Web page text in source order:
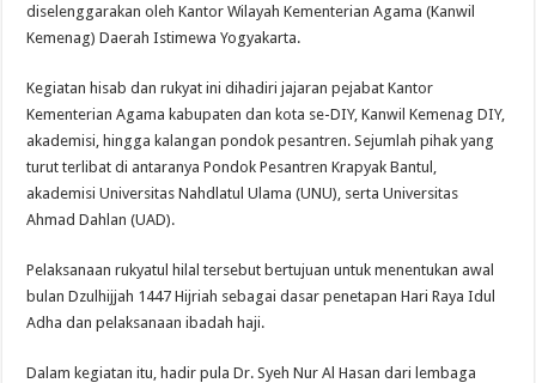
diselenggarakan oleh Kantor Wilayah Kementerian Agama (Kanwil
Kemenag) Daerah Istimewa Yogyakarta.
Kegiatan hisab dan rukyat ini dihadiri jajaran pejabat Kantor
Kementerian Agama kabupaten dan kota se-DIY, Kanwil Kemenag DIY,
akademisi, hingga kalangan pondok pesantren. Sejumlah pihak yang
turut terlibat di antaranya Pondok Pesantren Krapyak Bantul,
akademisi Universitas Nahdlatul Ulama (UNU), serta Universitas
Ahmad Dahlan (UAD).
Pelaksanaan rukyatul hilal tersebut bertujuan untuk menentukan awal
bulan Dzulhijjah 1447 Hijriah sebagai dasar penetapan Hari Raya Idul
Adha dan pelaksanaan ibadah haji.
Dalam kegiatan itu, hadir pula Dr. Syeh Nur Al Hasan dari lembaga